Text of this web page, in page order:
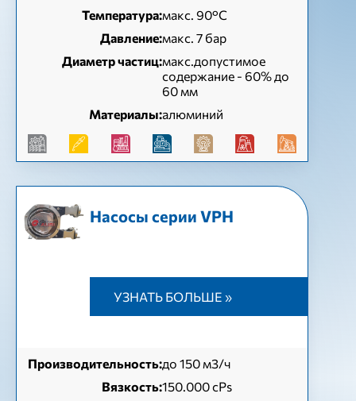
Температура:макс. 90°C
Давление:макс. 7 бар
Диаметр частиц:макс.допустимое
содержание - 60% до
60 мм
Материалы:алюминий
Насосы серии VPH
УЗНАТЬ БОЛЬШЕ »
Производительность:до 150 м3/ч
Вязкость:150.000 cPs